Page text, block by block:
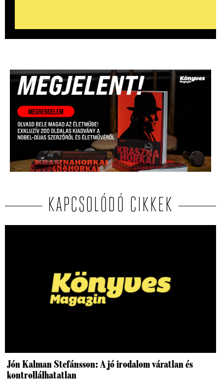
KAPCSOLÓDÓ CIKKEK
Jón Kalman Stefánsson: A jó irodalom váratlan és
kontrollálhatatlan